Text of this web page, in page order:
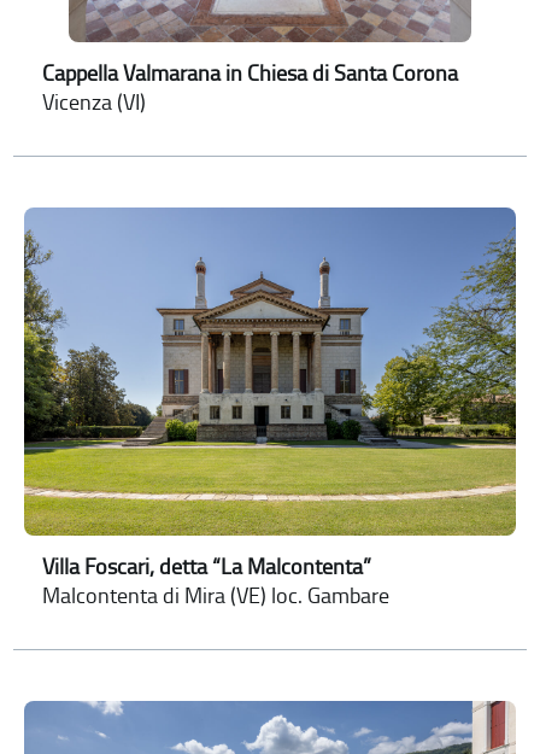
Cappella Valmarana in Chiesa di Santa Corona
Vicenza (VI)
Villa Foscari, detta “La Malcontenta”
Malcontenta di Mira (VE) loc. Gambare